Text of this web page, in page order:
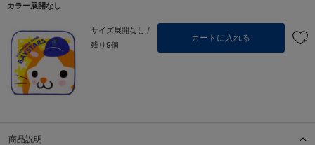
カラー展開なし
サイズ展開なし /
残り9個
カートに入れる
商品説明